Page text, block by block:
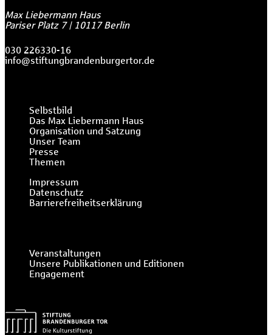
Max Liebermann Haus
Pariser Platz 7| 10117 Berlin
030 226330-16
info@stiftungbrandenburgertor.de
Selbstbild
Das Max Liebermann Haus
Organisation und Satzung
Unser Team
Presse
Themen
Impressum
Datenschutz
Barrierefreiheitserklärung
Veranstaltungen
Unsere Publikationen und Editionen
Engagement